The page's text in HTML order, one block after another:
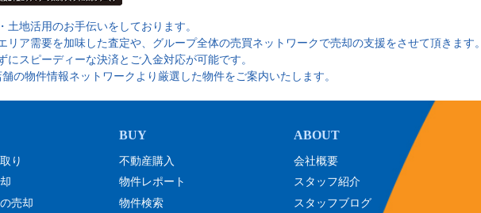
土地活用のお手伝いをしております。
ア需要を加味した査定や、グループ全体の売買ネットワークで売却の支援をさせて頂きます。
スピーディーな決済とご入金対応が可能です。
の物件情報ネットワークより厳選した物件をご案内いたします。
り
売却
不動産購入
物件レポート
物件検索
会社概要
スタッフ紹介
スタッフブログ